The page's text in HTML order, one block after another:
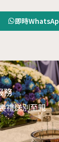
即時
務
禮送別至親